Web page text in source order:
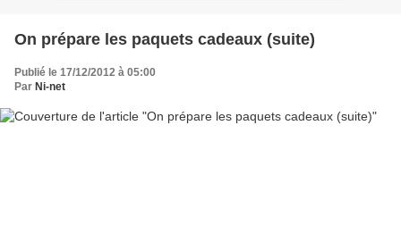
On prépare les paquets cadeaux (suite)
Publié le 17/12/2012 à 05:00
Par Ni-net